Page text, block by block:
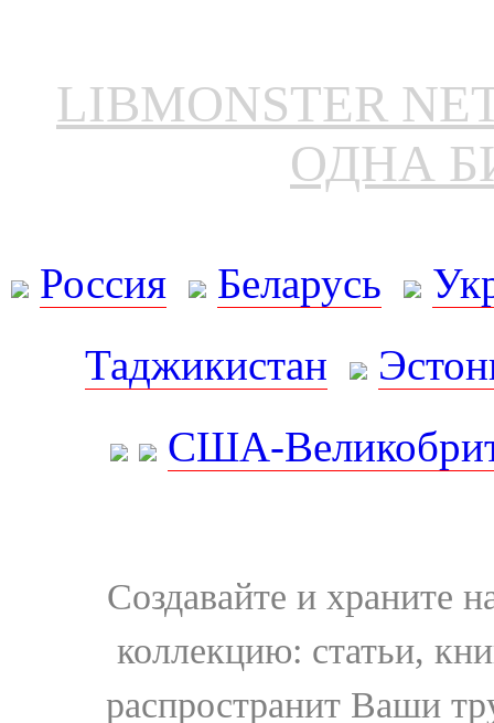
LIBMONSTER
ОДНА
Россия Беларусь
Таджикистан
США-
Создавайте и храните
коллекцию: статьи,
распространит Ваши